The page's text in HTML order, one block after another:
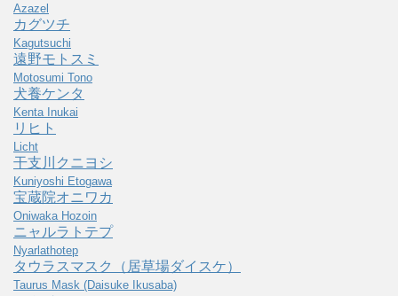
Azazel
カグツチ
Kagutsuchi
遠野モトスミ
Motosumi Tono
犬養ケンタ
Kenta Inukai
リヒト
Licht
干支川クニヨシ
Kuniyoshi Etogawa
宝蔵院オニワカ
Oniwaka Hozoin
ニャルラトテプ
Nyarlathotep
タウラスマスク（居草場ダイスケ）
Taurus Mask (Daisuke Ikusaba)